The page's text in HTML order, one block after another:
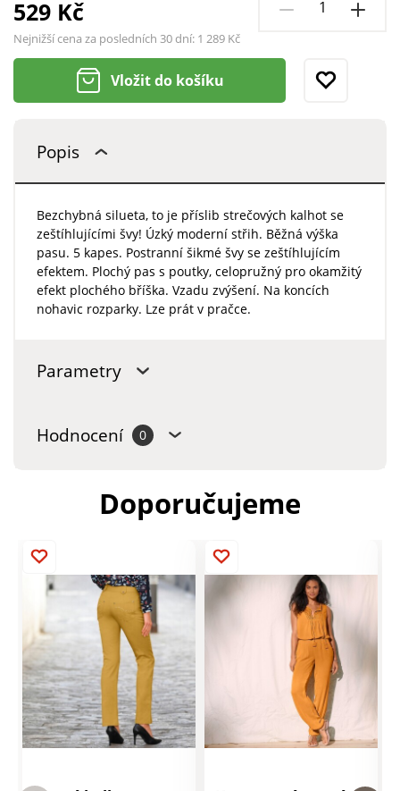
529 Kč
Nejnižší cena za posledních 30 dní: 1 289 Kč
Vložit do košíku
Popis
Bezchybná silueta, to je příslib strečových kalhot se
zeštíhlujícími švy! Úzký moderní střih. Běžná výška
pasu. 5 kapes. Postranní šikmé švy se zeštíhlujícím
efektem. Plochý pas s poutky, celopružný pro okamžitý
efekt plochého bříška. Vzadu zvýšení. Na koncích
nohavic rozparky. Lze prát v pračce.
Parametry
Hodnocení 0
Doporučujeme